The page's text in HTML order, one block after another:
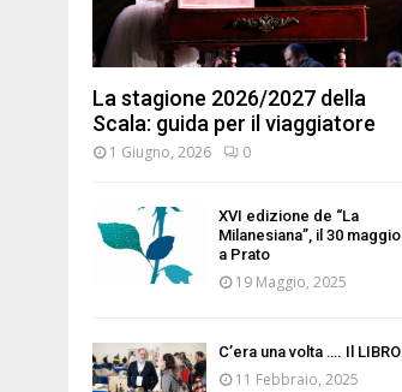
La stagione 2026/2027 della
Scala: guida per il viaggiatore
1 Giugno, 2026 0
XVI edizione de “La
Milanesiana”, il 30 maggio
a Prato
19 Maggio, 2025
C’era una volta …. Il LIBRO
11 Febbraio, 2025